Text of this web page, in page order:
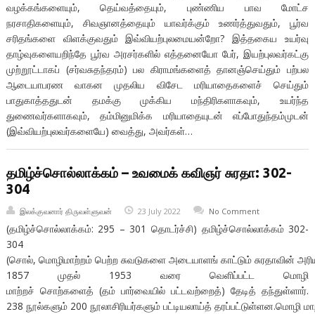
வழக்கங்களையும், தெய்வத்தையும், புண்ணிய பாவ மோட்ச
நரசாதிகளையும், சிவஞானத்தையும் யாவர்க்கும் உணர்த்துவதும், பூர்வ
சரிதங்களை விளக்குவதும் இவ்வியற்புலமையன்றோ? இத்தகைய உயர்வு
தாழ்வுகளையறிந்தே பூர்வ அரசர்களில் எத்தனையோ பேர், இயற்புலவர்கட்கு
முற்றூட்டாகப் (சர்வசுதந்தரம்) பல கிராமங்களைத் தானஞ்செய்தும் பற்பல
ஆடையாபரண வாகன முதலிய விசேட மரியாதைகளைச் செய்தும்
பாதுகாத்ததுடன் தமக்கு முக்கிய மந்திரிகளாகவும், உயர்ந்த
துணைவர்களாகவும், தம்மினுமிக்க மரியாதையுடன் எப்போதுந்தம்முடன்
(இவ்வியற்புலவர்களையே) வைத்து, அவர்கள்…
தமிழ்ச்சொல்லாக்கம் – உவமைக் கவிஞர் சுரதா: 302-
304
இலக்குவனார் திருவள்ளுவன் 23 July 2022 No Comment
(தமிழ்ச்சொல்லாக்கம்: 295 – 301 தொடர்ச்சி) தமிழ்ச்சொல்லாக்கம் 302-
304
(சொல், மொழிமாற்றம் பெற்ற சுவடுகளை அடையாளங் காட்டும் சுரதாவின் அரிய
1857 முதல் 1953 வரை வெளிப்பட்ட மொழி
மாற்றச் சொற்களைத் (தம் பார்வையில் பட்டவற்றைத்) தேடித் தந்துள்ளார்.
238 நூல்களும் 200 நூலாசிரியர்களும் பட்டியலாய்த் தரப்பட்டுள்ளன.மொழி